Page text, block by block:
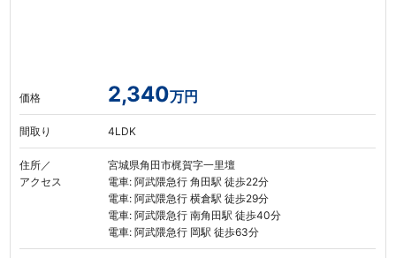
価格 2,340万円
間取り 4LDK
住所／
アクセス
宮城県角田市梶賀字一里壇
電車: 阿武隈急行 角田駅 徒歩22分
電車: 阿武隈急行 横倉駅 徒歩29分
電車: 阿武隈急行 南角田駅 徒歩40分
電車: 阿武隈急行 岡駅 徒歩63分